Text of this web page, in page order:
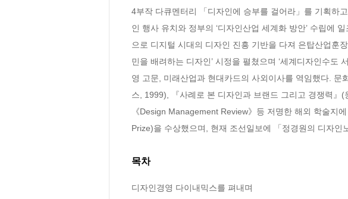
4부작 다큐멘터리 「디자인에 승부를 걸어라」를 기획하
인 행사 유치와 정부의 ‘디자인산업 세계화 방안’ 수립에
으로 디지털 시대의 디자인 진흥 기반을 다져 은탑산업훈
민을 배려하는 디자인’ 시정을 펼쳤으며 ‘세계디자인수도
영 고문, 미래산업과 현대카드의 사외이사를 역임했다.
스, 1999), 『사례로 본 디자인과 브랜드 그리고 경쟁력』
《Design Management Review》등 저명한 해외 학술지
Prize)을 수상했으며, 현재 조선일보에 「정경원의 디자인
목차
디자인경영 다이내믹스를 펴내며